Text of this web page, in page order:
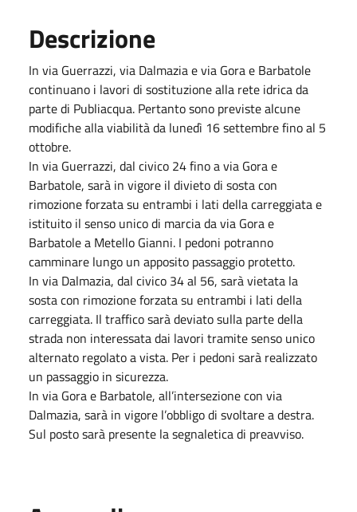
Descrizione
In via Guerrazzi, via Dalmazia e via Gora e Barbatole
continuano i lavori di sostituzione alla rete idrica da
parte di Publiacqua. Pertanto sono previste alcune
modifiche alla viabilità da lunedì 16 settembre fino al 5
ottobre.
In via Guerrazzi, dal civico 24 fino a via Gora e
Barbatole, sarà in vigore il divieto di sosta con
rimozione forzata su entrambi i lati della carreggiata e
istituito il senso unico di marcia da via Gora e
Barbatole a Metello Gianni. I pedoni potranno
camminare lungo un apposito passaggio protetto.
In via Dalmazia, dal civico 34 al 56, sarà vietata la
sosta con rimozione forzata su entrambi i lati della
carreggiata. Il traffico sarà deviato sulla parte della
strada non interessata dai lavori tramite senso unico
alternato regolato a vista. Per i pedoni sarà realizzato
un passaggio in sicurezza.
In via Gora e Barbatole, all’intersezione con via
Dalmazia, sarà in vigore l’obbligo di svoltare a destra.
Sul posto sarà presente la segnaletica di preavviso.